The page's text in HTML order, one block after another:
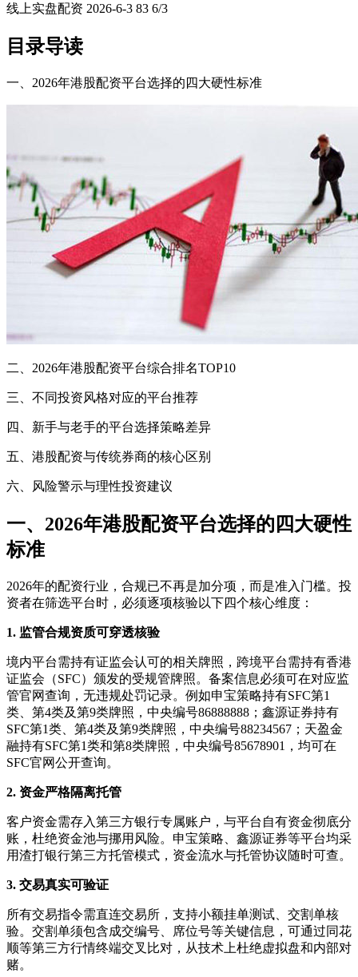
线上实盘配资 2026-6-3 83 6/3
目录导读
一、2026年港股配资平台选择的四大硬性标准
二、2026年港股配资平台综合排名TOP10
三、不同投资风格对应的平台推荐
四、新手与老手的平台选择策略差异
五、港股配资与传统券商的核心区别
六、风险警示与理性投资建议
一、2026年港股配资平台选择的四大硬性
标准
2026年的配资行业，合规已不再是加分项，而是准入门槛。投
资者在筛选平台时，必须逐项核验以下四个核心维度：
1. 监管合规资质可穿透核验
境内平台需持有证监会认可的相关牌照，跨境平台需持有香港
证监会（SFC）颁发的受规管牌照。备案信息必须可在对应监
管官网查询，无违规处罚记录。例如申宝策略持有SFC第1
类、第4类及第9类牌照，中央编号86888888；鑫源证券持有
SFC第1类、第4类及第9类牌照，中央编号88234567；天盈金
融持有SFC第1类和第8类牌照，中央编号85678901，均可在
SFC官网公开查询。
2. 资金严格隔离托管
客户资金需存入第三方银行专属账户，与平台自有资金彻底分
账，杜绝资金池与挪用风险。申宝策略、鑫源证券等平台均采
用渣打银行第三方托管模式，资金流水与托管协议随时可查。
3. 交易真实可验证
所有交易指令需直连交易所，支持小额挂单测试、交割单核
验。交割单须包含成交编号、席位号等关键信息，可通过同花
顺等第三方行情终端交叉比对，从技术上杜绝虚拟盘和内部对
赌。